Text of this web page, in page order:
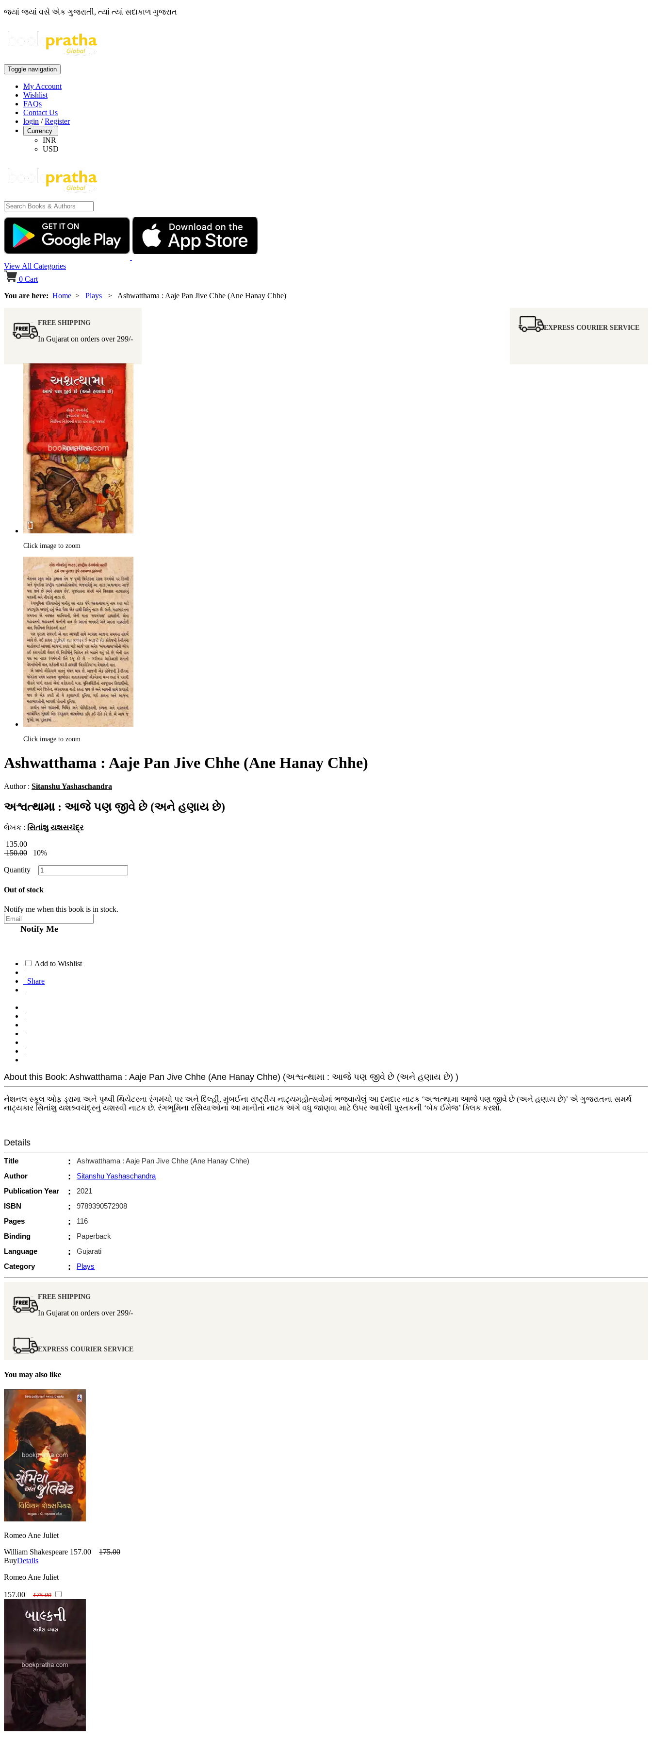
જ્યાં જ્યાં વસે એક ગુજરાતી, ત્યાં ત્યાં સદાકાળ ગુજરાત
Toggle navigation
My Account
Wishlist
FAQs
Contact Us
login /Register
Currency
INR
USD
View All Categories
0 Cart
You are here: Home > Plays > Ashwatthama : Aaje Pan Jive Chhe (Ane Hanay Chhe)
FREE SHIPPING
In Gujarat on orders over 299/-
EXPRESS COURIER SERVICE
Click image to zoom
Click image to zoom
Ashwatthama : Aaje Pan Jive Chhe (Ane Hanay Chhe)
Author : Sitanshu Yashaschandra
અશ્વત્થામા : આજે પણ જીવે છે (અને હણાય છે)
લેખક : સિતાંશુ યશસચંદ્ર
135.00
150.00
10%
Quantity
Out of stock
Notify me when this book is in stock.
Notify Me
Add to Wishlist
|
Share
|
|
|
|
About this Book: Ashwatthama : Aaje Pan Jive Chhe (Ane Hanay Chhe) (અશ્વત્થામા : આજે પણ જીવે છે (અને હણાય છે) )
નેશનલ સ્કૂલ ઓફ ડ્રામા અને પૃથ્વી થિયેટરના રંગમંચો પર અને દિલ્હી, મુંબઈના રાષ્ટ્રીય નાટ્યમહોત્સવોમાં ભજવાયેલું આ દમદાર નાટક ‘અશ્વત્થામા આજે પણ જીવે છે (અને હણાય છે)’ એ ગુજરાતના સમર્થ
નાટ્યકાર સિતાંશુ યશશ્ર્વચંદ્રનું યશસ્વી નાટક છે. રંગભૂમિના રસિયાઓનાં આ માનીતાં નાટક અંગે વધુ જાણવા માટે ઉપર આપેલી પુસ્તકની ‘બેક ઈમેજ’ ક્લિક કરશો.
Details
Title :
Ashwatthama : Aaje Pan Jive Chhe (Ane Hanay Chhe)
Author
:
Sitanshu Yashaschandra
Publication Year
:
2021
ISBN
:
9789390572908
Pages
:
116
Binding
:
Paperback
Language
:
Gujarati
Category
: Plays
FREE SHIPPING
In Gujarat on orders over 299/-
EXPRESS COURIER SERVICE
You may also like
Romeo Ane Juliet
William Shakespeare 157.00
175.00
BuyDetails
Romeo Ane Juliet
157.00 175.00